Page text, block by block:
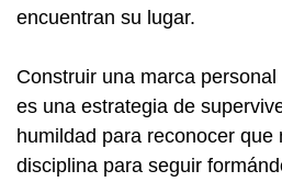
encuentran su lugar.
Construir una marca
es una estrategia de
humildad para reconocer que
disciplina para seguir